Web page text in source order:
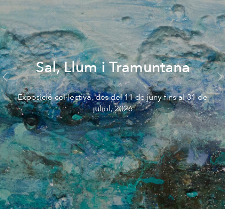
Sal, Llum i Tramuntana
Exposició col·lectiva, des del 11 de juny fins al 31 de
juliol, 2026